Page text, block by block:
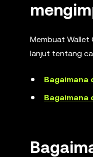
Membuat Wallet
lanjut tentang
Bagaimana
Bagaimana